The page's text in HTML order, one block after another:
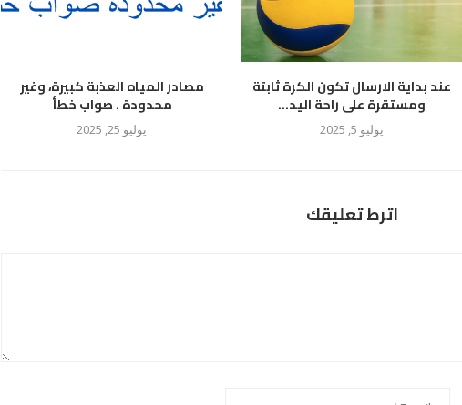
مصادر المياه العذبة كبيرة، وغير
محدودة . صواب خطأ
يوليو 25, 2025
عند بداية الارسال تكون الكرة ثابتة
ومستقرة على راحة اليد...
يوليو 5, 2025
اترط تعليقك